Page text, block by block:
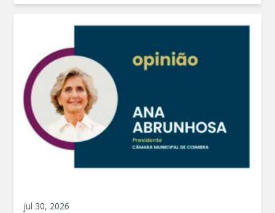
jul 30, 2026